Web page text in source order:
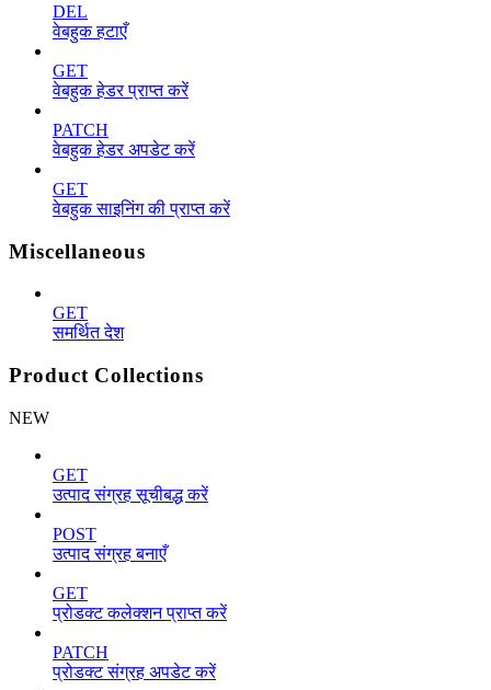
DEL
वेबहुक हटाएँ
GET
वेबहुक हेडर प्राप्त करें
PATCH
वेबहुक हेडर अपडेट करें
GET
वेबहुक साइनिंग की प्राप्त करें
Miscellaneous
GET
समर्थित देश
Product Collections
NEW
GET
उत्पाद संग्रह सूचीबद्ध करें
POST
उत्पाद संग्रह बनाएँ
GET
प्रोडक्ट कलेक्शन प्राप्त करें
PATCH
प्रोडक्ट संग्रह अपडेट करें